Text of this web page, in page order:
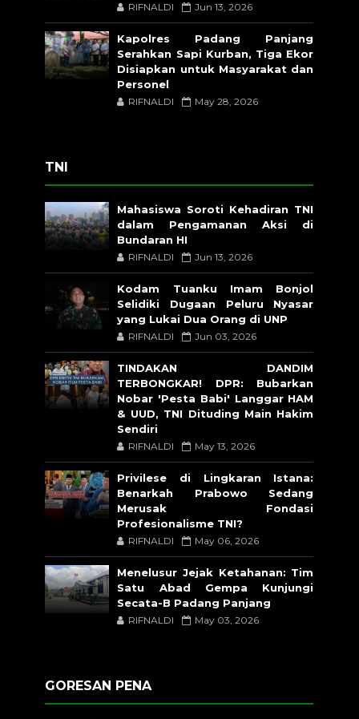
RIFNALDI Jun 13, 2026
Kapolres Padang Panjang
Serahkan Sapi Kurban, Tiga Ekor
Disiapkan untuk Masyarakat dan
Personel
RIFNALDI May 28, 2026
TNI
Mahasiswa Soroti Kehadiran TNI
dalam Pengamanan Aksi di
Bundaran HI
RIFNALDI Jun 13, 2026
Kodam Tuanku Imam Bonjol
Selidiki Dugaan Peluru Nyasar
yang Lukai Dua Orang di UNP
RIFNALDI Jun 03, 2026
TINDAKAN DANDIM
TERBONGKAR! DPR: Bubarkan
Nobar 'Pesta Babi' Langgar HAM
& UUD, TNI Dituding Main Hakim
Sendiri
RIFNALDI May 13, 2026
Privilese di Lingkaran Istana:
Benarkah Prabowo Sedang
Merusak Fondasi
Profesionalisme TNI?
RIFNALDI May 06, 2026
Menelusur Jejak Ketahanan: Tim
Satu Abad Gempa Kunjungi
Secata-B Padang Panjang
RIFNALDI May 03, 2026
GORESAN PENA